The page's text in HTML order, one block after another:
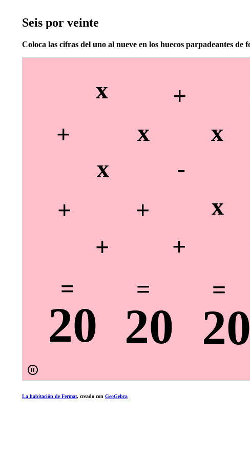
Seis por veinte
Coloca las cifras del uno al nueve en los huecos parpadeantes de
La habitación de Fermat, creado con GeoGebra